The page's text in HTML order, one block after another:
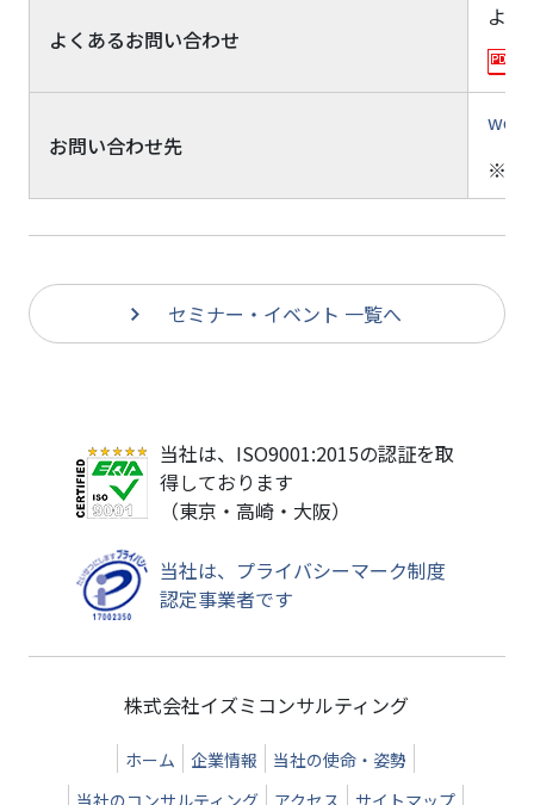
よくあるお問い合わせ
よく
お問い合わせ先
※メ
セミナー・イベント 一覧へ
当社は、ISO9001:2015の認証を取
得しております
（東京・高崎・大阪）
当社は、プライバシーマーク制度
認定事業者です
株式会社イズミコンサルティング
ホーム 企業情報
当社の使命・姿勢